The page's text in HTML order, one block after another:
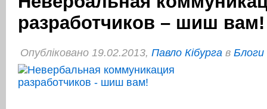
разработчиков – шиш вам!
Опубліковано 19.02.2013, Павло Кібурга в Блоги